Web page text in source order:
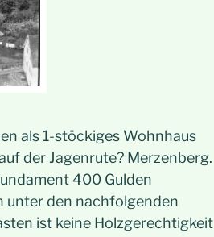
als 1-stöckiges Wohnhaus
der Jagenrute? Merzenberg.
400 Gulden
unter den nachfolgenden
ist keine Holzgerechtigkeit